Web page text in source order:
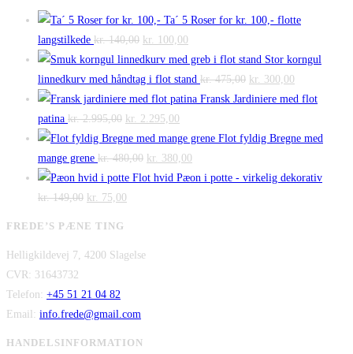
Ta´ 5 Roser for kr. 100,- flotte
langstilkede kr.140,00 Den
oprindelige
pris
var:
kr. 140,00.
kr. 100,00
aktuelle
pris
er:
Stor korngul
linnedkurv med håndtag i flot stand kr.475,00 Den
oprindelige
var:
kr. 300,00
aktuelle
er:
Fransk Jardiniere med flot
patina kr.2.995,00 Den
oprindelige
pris
var:
kr. 2.995,00.
kr. 2.295,00
aktuelle
pris
er:
Flot fyldig Bregne med
mange grene kr.480,00 Den
oprindelige
kr. 380,00
aktuelle
Flot hvid Pæon i potte - virkelig dekorativ
kr.149,00 Den
var:
kr. 75,00
er:
FREDE’S PÆNE TING
Helligkildevej 7, 4200 Slagelse
CVR: 31643732
Telefon: +45 51 21 04 82
Email: info.frede@gmail.com
HANDELSINFORMATION